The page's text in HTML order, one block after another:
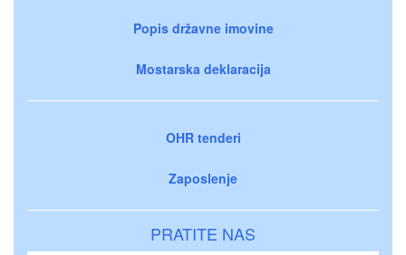
Popis državne imovine
Mostarska deklaracija
OHR tenderi
Zaposlenje
PRATITE NAS